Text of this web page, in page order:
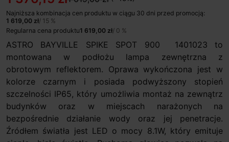
Najniższa kombinacja cen produktu w ciągu 30 dni przed promocją:
1 619,00 zł/ 15 %
Regularna cena produktu1 619,00 zł/ 0 %
ASTRO BAYVILLE SPIKE SPOT 900 1401023 to
montowana w podłożu lampa zewnętrzna z
obrotowym reflektorem. Oprawa wykończona jest w
kolorze czarnym i posiada podwyższony stopień
szczelności IP65, który umożliwia montaż na zewnątrz
budynków oraz w miejscach narażonych na
bezpośrednie działanie wody oraz jej penetracje.
Źródłem światła jest LED o mocy 8.1W, który emituje